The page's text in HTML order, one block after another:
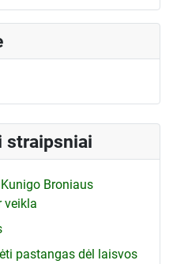
straipsniai
Kunigo Broniaus
veikla
pastangas dėl laisvos